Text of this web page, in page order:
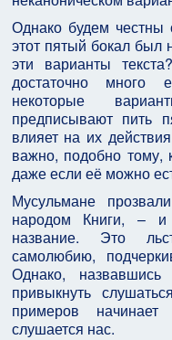
Однако будем
этот пятый бокал был
эти варианты
достаточно много
некоторые
предписывают пить
влияет на их
важно, подобно тому,
даже если её можно
Мусульмане
народом Книги, – и
название. Это
самолюбию,
Однако,
привыкнуть
примеров
слушается нас.